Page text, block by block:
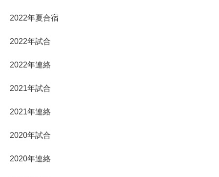
2022年夏合宿
2022年試合
2022年連絡
2021年試合
2021年連絡
2020年試合
2020年連絡